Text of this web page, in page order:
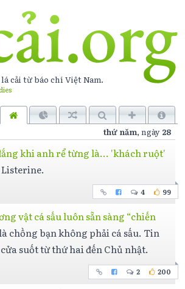
cải từ báo chíViệt Nam.
thứ năm, ngày 28
khi anh rể từng là... 'khách ruột'
4 99
vật cá sấu luôn sẵn sàng “chiến
chồng bạn không phải cá sấu. Tin
suốt từ thứ hai đến Chủ nhật.
2 200